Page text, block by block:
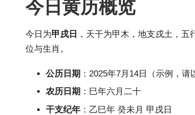
_2ebc.com
今日 黄历概览
今日为甲戌日 ，天干为甲木，地支戌土，
位与生肖。
公历日期 ：2025年7月14日（示例，请
农历日期 ：巳年六月二十
干支纪年 ：乙巳年 癸未月 甲戌日